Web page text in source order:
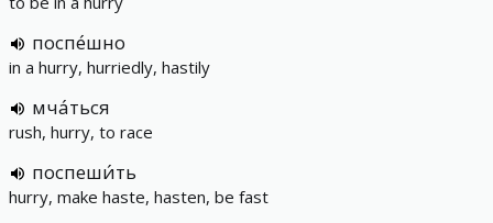
поспе́шно
in a hurry, hurriedly, hastily
мча́ться
rush, hurry, to race
поспеши́ть
hurry, make haste, hasten, be fast